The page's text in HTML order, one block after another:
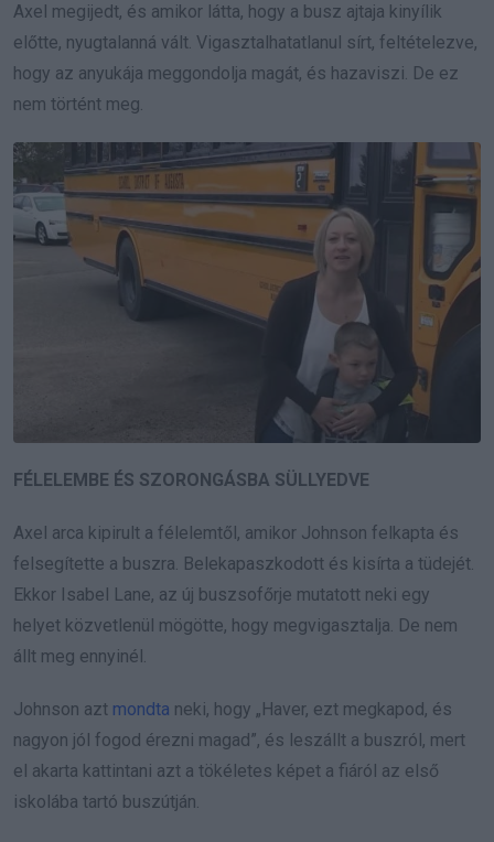
Axel megijedt, és amikor látta, hogy a busz ajtaja kinyílik
előtte, nyugtalanná vált. Vigasztalhatatlanul sírt, feltételezve,
hogy az anyukája meggondolja magát, és hazaviszi. De ez
nem történt meg.
FÉLELEMBE ÉS SZORONGÁSBA SÜLLYEDVE
Axel arca kipirult a félelemtől, amikor Johnson felkapta és
felsegítette a buszra. Belekapaszkodott és kisírta a tüdejét.
Ekkor Isabel Lane, az új buszsofőrje mutatott neki egy
helyet közvetlenül mögötte, hogy megvigasztalja. De nem
állt meg ennyinél.
Johnson azt mondta neki, hogy „Haver, ezt megkapod, és
nagyon jól fogod érezni magad”, és leszállt a buszról, mert
el akarta kattintani azt a tökéletes képet a fiáról az első
iskolába tartó buszútján.